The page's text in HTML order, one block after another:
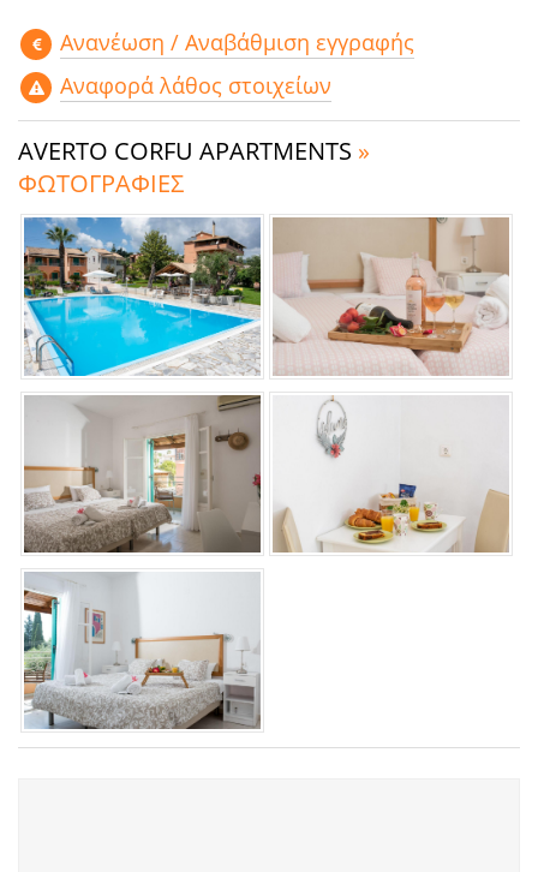
Aνανέωση / Αναβάθμιση εγγραφής
Αναφορά λάθος στοιχείων
AVERTO CORFU APARTMENTS »
ΦΩΤΟΓΡΑΦΙΕΣ